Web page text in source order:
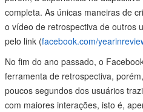
completa. As únicas maneiras de
o vídeo de retrospectiva de outros
pelo link (facebook.com/
No fim do ano passado, o
ferramenta de retrospectiva,
poucos segundos dos usuários
com maiores interações, isto é,